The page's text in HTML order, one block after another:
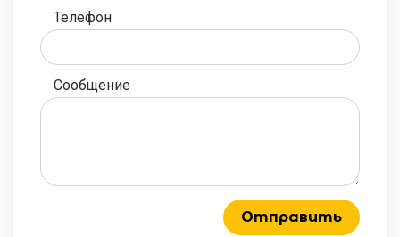
Телефон
Сообщение
Отправить